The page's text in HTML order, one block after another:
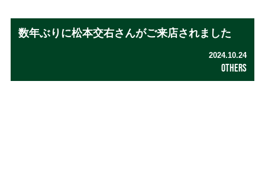
数年ぶりに松本交右さんがご来店されました
2024.10.24
OTHERS